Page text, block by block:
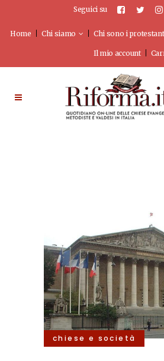
Seguici su
Home Chi siamo Chi sono i
Il mio account
chiese e società